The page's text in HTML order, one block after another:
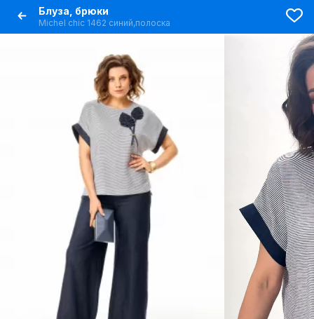
Блуза, брюки
Michel chic 1462 синий,полоска